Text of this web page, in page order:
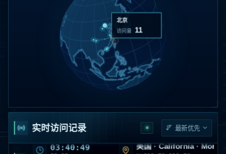
上海
实时访问记录
01
/sitemap.xml
08-08
03:40:49 美国 · California ·
IP 216.73.216.73